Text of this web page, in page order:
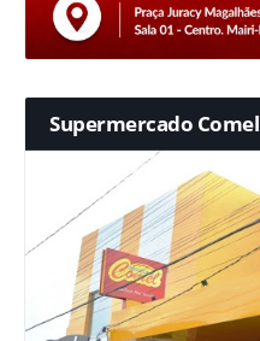
Supermercado Comel